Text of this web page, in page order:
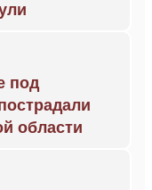
под
области